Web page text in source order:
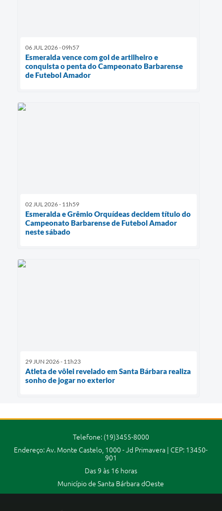
06 JUL 2026 - 09h57
Esmeralda vence com gol de artilheiro e
conquista o penta do Campeonato Barbarense
de Futebol Amador
02 JUL 2026 - 11h59
Esmeralda e Grêmio Orquídeas decidem título do
Campeonato Barbarense de Futebol Amador
neste sábado
29 JUN 2026 - 11h23
Atleta de vôlei revelado em Santa Bárbara realiza
sonho de jogar no exterior
Telefone: (19)3455-8000
Endereço: Av. Monte Castelo, 1000 - Jd Primavera | CEP: 13450-
901
Das 9 às 16 horas
Município de Santa Bárbara dOeste